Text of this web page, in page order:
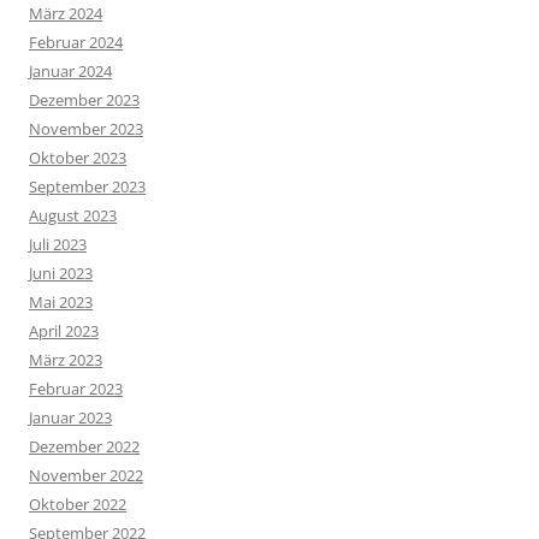
März 2024
Februar 2024
Januar 2024
Dezember 2023
November 2023
Oktober 2023
September 2023
August 2023
Juli 2023
Juni 2023
Mai 2023
April 2023
März 2023
Februar 2023
Januar 2023
Dezember 2022
November 2022
Oktober 2022
September 2022